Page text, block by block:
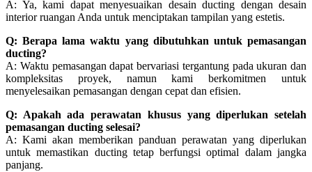
A: Ya, kami dapat menyesuaikan desain ducting dengan desain
interior ruangan Anda untuk menciptakan tampilan yang estetis.
Q: Berapa lama waktu yang dibutuhkan untuk pemasangan
ducting?
A: Waktu pemasangan dapat bervariasi tergantung pada ukuran dan
kompleksitas proyek, namun kami berkomitmen untuk
menyelesaikan pemasangan dengan cepat dan efisien.
Q: Apakah ada perawatan khusus yang diperlukan setelah
pemasangan ducting selesai?
A: Kami akan memberikan panduan perawatan yang diperlukan
untuk memastikan ducting tetap berfungsi optimal dalam jangka
panjang.